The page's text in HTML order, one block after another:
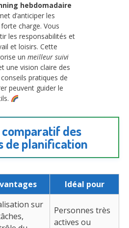
hebdomadaire
d’anticiper les
charge. Vous
les responsabilités et
et loisirs. Cette
un meilleur suivi
une vision claire des
pratiques de
peuvent guider le
des
de planification
Idéal pour
sur
Personnes très
actives ou